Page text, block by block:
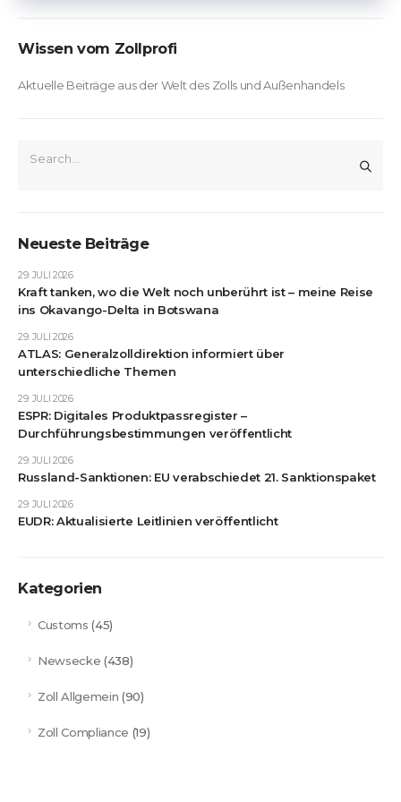
Wissen vom Zollprofi
Aktuelle Beiträge aus der Welt des Zolls und Außenhandels
Neueste Beiträge
Kraft tanken, wo die Welt noch unberührt ist – meine Reise
ins Okavango-Delta in Botswana
29. JULI 2026
ATLAS: Generalzolldirektion informiert über
unterschiedliche Themen
29. JULI 2026
ESPR: Digitales Produktpassregister –
Durchführungsbestimmungen veröffentlicht
29. JULI 2026
Russland-Sanktionen: EU verabschiedet 21. Sanktionspaket
29. JULI 2026
EUDR: Aktualisierte Leitlinien veröffentlicht
29. JULI 2026
Kategorien
Customs (45)
Newsecke (438)
Zoll Allgemein (90)
Zoll Compliance (19)